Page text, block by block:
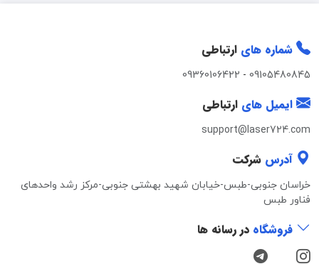
شماره های ارتباطی
09105480845
-
09360106422
ایمیل های ارتباطی
support@laser724.com
آدرس شرکت
خراسان جنوبی-طبس-خیابان شهید بهشتی جنوبی-مرکز رشد واحدهای
فناور طبس
فروشگاه در رسانه ها